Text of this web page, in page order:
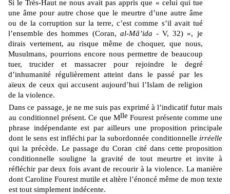
Si le Très-Haut ne nous avait pas appris que « celui qui tue
une âme pour autre chose que le meurtre d’une autre âme
ou de la corruption sur la terre, c’est comme s’il avait tué
l’en­semble des hommes (Coran, al-Mâ’ida - V, 32) », je
dirais vertement, au risque même de choquer, que nous,
Musulmans, pourrions encore nous permettre de beaucoup
tuer, trucider et massacrer pour rejoindre le degré
d’inhumanité régulièrement atteint dans le passé par les
aïeux de ceux qui accusent aujourd’hui l’Islam de religion
de la violence.
Dans ce passage, je ne me suis pas exprimé à l’indicatif futur mais
au conditionnel présent. Ce que Mlle Fourest présente comme une
phrase indépendante est par ailleurs une proposition principale
dont le sens est infléchi par la subordonnée conditionnelle irréelle
qui la précède. Le passage du Coran cité dans cette proposition
conditionnelle souligne la gravité de tout meurtre et invite à
réfléchir par deux fois avant de recourir à la violence. La manière
dont Caroline Fourest mutile et altère l’énoncé même de mon texte
est tout simplement indécente.